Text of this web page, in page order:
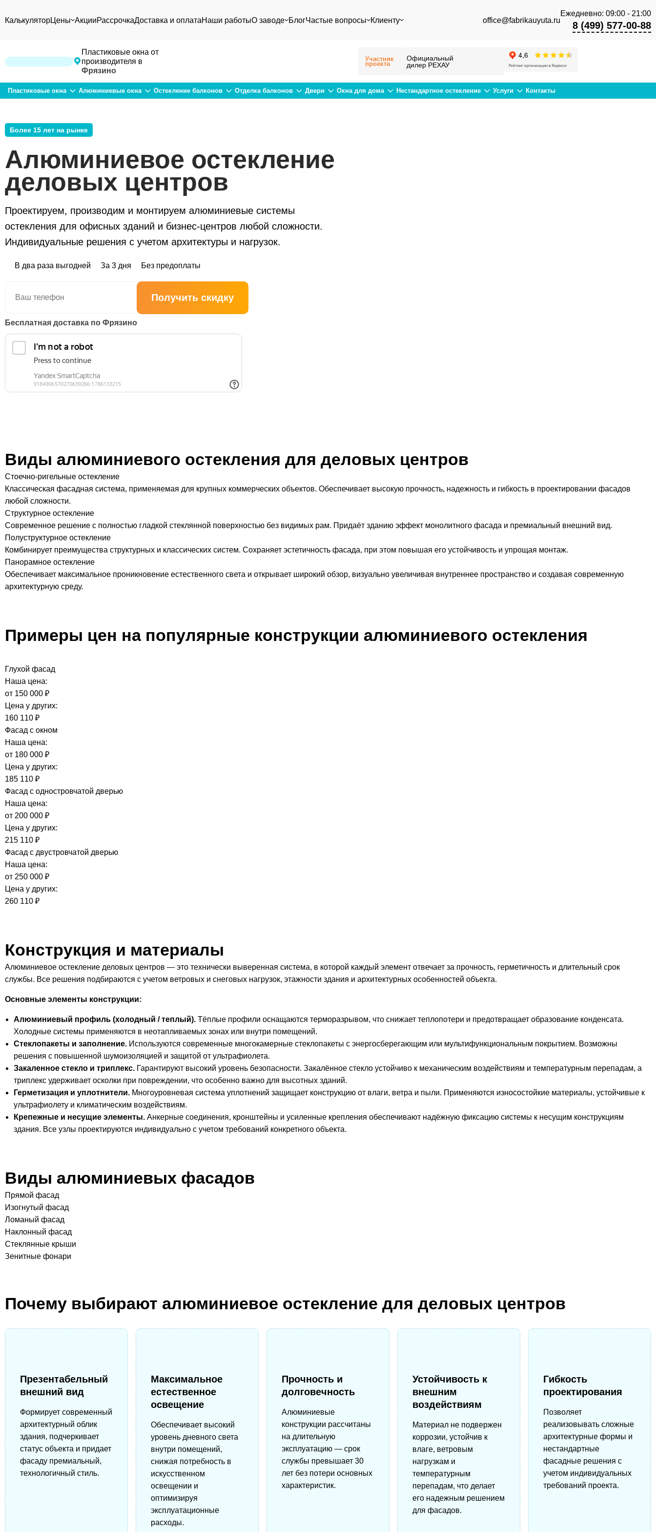
КалькуляторЦены АкцииРассрочкаДоставка и оплатаНаши работыО заводе БлогЧастые вопросы Клиенту office@fabrikauyuta.ru
Ежедневно: 09:00 - 21:00
8 (499) 577-00-88
Пластиковые окна от
производителя в
Фрязино
Участник
проекта
Официальный
дилер РЕХАУ
Пластиковые окна Алюминиевые окна Остекление балконов Отделка балконов Двери Окна для дома Нестандартное остекление Услуги Контакты
Более 15 лет на рынке
Алюминиевое остекление
деловых центров
Проектируем, производим и монтируем алюминиевые системы
остекления для офисных зданий и бизнес-центров любой сложности.
Индивидуальные решения с учетом архитектуры и нагрузок.
В два раза выгодней За 3 дня Без предоплаты
Получить скидку
Бесплатная доставка по Фрязино
Виды алюминиевого остекления для деловых центров
Стоечно-ригельные остекление
Классическая фасадная система, применяемая для крупных коммерческих объектов. Обеспечивает высокую прочность, надежность и гибкость в проектировании фасадов
любой сложности.
Структурное остекление
Современное решение с полностью гладкой стеклянной поверхностью без видимых рам. Придаёт зданию эффект монолитного фасада и премиальный внешний вид.
Полуструктурное остекление
Комбинирует преимущества структурных и классических систем. Сохраняет эстетичность фасада, при этом повышая его устойчивость и упрощая монтаж.
Панорамное остекление
Обеспечивает максимальное проникновение естественного света и открывает широкий обзор, визуально увеличивая внутреннее пространство и создавая современную
архитектурную среду.
Примеры цен на популярные конструкции алюминиевого остекления
Глухой фасад
Наша цена:
от 150 000 ₽
Цена у других:
160 110 ₽
Фасад с окном
Наша цена:
от 180 000 ₽
Цена у других:
185 110 ₽
Фасад с одностровчатой дверью
Наша цена:
от 200 000 ₽
Цена у других:
215 110 ₽
Фасад с двустровчатой дверью
Наша цена:
от 250 000 ₽
Цена у других:
260 110 ₽
Конструкция и материалы
Алюминиевое остекление деловых центров — это технически выверенная система, в которой каждый элемент отвечает за прочность, герметичность и длительный срок
службы. Все решения подбираются с учетом ветровых и снеговых нагрузок, этажности здания и архитектурных особенностей объекта.
Основные элементы конструкции:
Алюминиевый профиль (холодный / теплый). Тёплые профили оснащаются терморазрывом, что снижает теплопотери и предотвращает образование конденсата.
Холодные системы применяются в неотапливаемых зонах или внутри помещений.
Стеклопакеты и заполнение. Используются современные многокамерные стеклопакеты с энергосберегающим или мультифункциональным покрытием. Возможны
решения с повышенной шумоизоляцией и защитой от ультрафиолета.
Закаленное стекло и триплекс. Гарантируют высокий уровень безопасности. Закалённое стекло устойчиво к механическим воздействиям и температурным перепадам, а
триплекс удерживает осколки при повреждении, что особенно важно для высотных зданий.
Герметизация и уплотнители. Многоуровневая система уплотнений защищает конструкцию от влаги, ветра и пыли. Применяются износостойкие материалы, устойчивые к
ультрафиолету и климатическим воздействиям.
Крепежные и несущие элементы. Анкерные соединения, кронштейны и усиленные крепления обеспечивают надёжную фиксацию системы к несущим конструкциям
здания. Все узлы проектируются индивидуально с учетом требований конкретного объекта.
Виды алюминиевых фасадов
Прямой фасад
Изогнутый фасад
Ломаный фасад
Наклонный фасад
Стеклянные крыши
Зенитные фонари
Почему выбирают алюминиевое остекление для деловых центров
Презентабельный
внешний вид
Формирует современный
архитектурный облик
здания, подчеркивает
статус объекта и придает
фасаду премиальный,
технологичный стиль.
Максимальное
естественное
освещение
Обеспечивает высокий
уровень дневного света
внутри помещений,
снижая потребность в
искусственном
освещении и
оптимизируя
эксплуатационные
расходы.
Прочность и
долговечность
Алюминиевые
конструкции рассчитаны
на длительную
эксплуатацию — срок
службы превышает 30
лет без потери основных
характеристик.
Устойчивость к
внешним
воздействиям
Материал не подвержен
коррозии, устойчив к
влаге, ветровым
нагрузкам и
температурным
перепадам, что делает
его надежным решением
для фасадов.
Гибкость
проектирования
Позволяет
реализовывать сложные
архитектурные формы и
нестандартные
фасадные решения с
учетом индивидуальных
требований проекта.